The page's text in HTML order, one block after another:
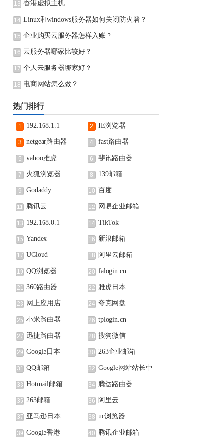
13 香港虚拟主机
14 Linux和windows服务器如何关闭防火墙？
15 企业购买云服务器怎样入账？
16 云服务器哪家比较好？
17 个人云服务器哪家好？
18 电商网站怎么做？
热门排行
1 192.168.1.1 2 IE浏览器
3 netgear路由器 4 fast路由器
5 yahoo雅虎 6 斐讯路由器
7 火狐浏览器 8 139邮箱
9 Godaddy 10 百度
11 腾讯云 12 网易企业邮箱
13 192.168.0.1 14 TikTok
15 Yandex 16 新浪邮箱
17 UCloud 18 阿里云邮箱
19 QQ浏览器 20 falogin.cn
21 360路由器 22 雅虎日本
23 网上应用店 24 夸克网盘
25 小米路由器 26 tplogin.cn
27 迅捷路由器 28 搜狗微信
29 Google日本 30 263企业邮箱
31 QQ邮箱 32 Google网站站长中
心
33 Hotmail邮箱 34 腾达路由器
35 263邮箱 36 阿里云
37 亚马逊日本 38 uc浏览器
39 Google香港 40 腾讯企业邮箱